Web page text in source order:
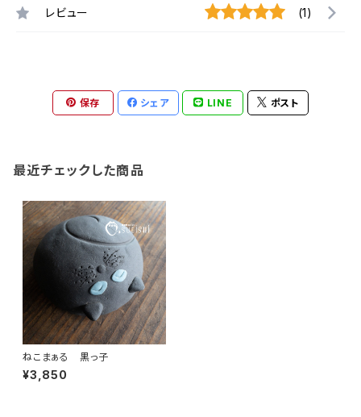
レビュー (1)
保存 シェア LINE ポスト
最近チェックした商品
ねこまぁる 黒っ子
¥3,850